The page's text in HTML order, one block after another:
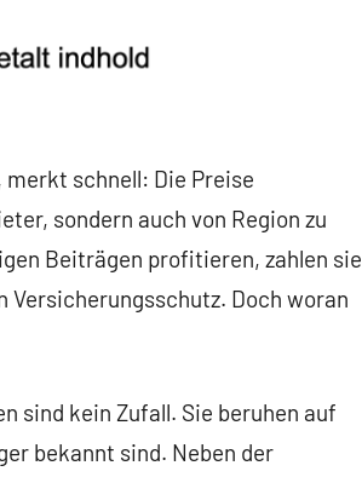
schnell: Die Preise
sondern auch von Region zu
Beiträgen profitieren, zahlen sie
Versicherungsschutz. Doch woran
sind kein Zufall. Sie beruhen auf
bekannt sind. Neben der